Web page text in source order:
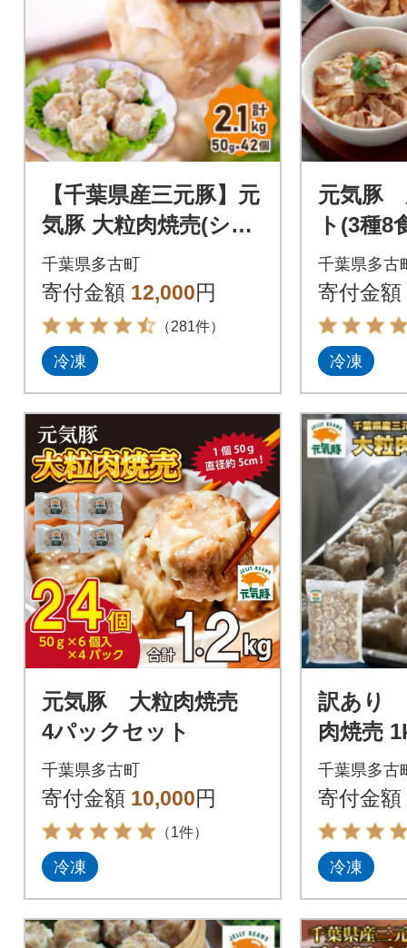
【千葉県産三元豚】元
気豚 大粒肉焼売(シュ
ーマイ)セット 2.1kg
(50g×42個)
千葉県多古町
寄付金額 12,000円
（281件）
冷凍
元気豚
ト(3種8
千葉県多古
寄付金額
冷凍
元気豚 大粒肉焼売
4パックセット
千葉県多古町
寄付金額 10,000円
（1件）
冷凍
訳あり
肉焼売
入り)
千葉県多古
寄付金額
冷凍